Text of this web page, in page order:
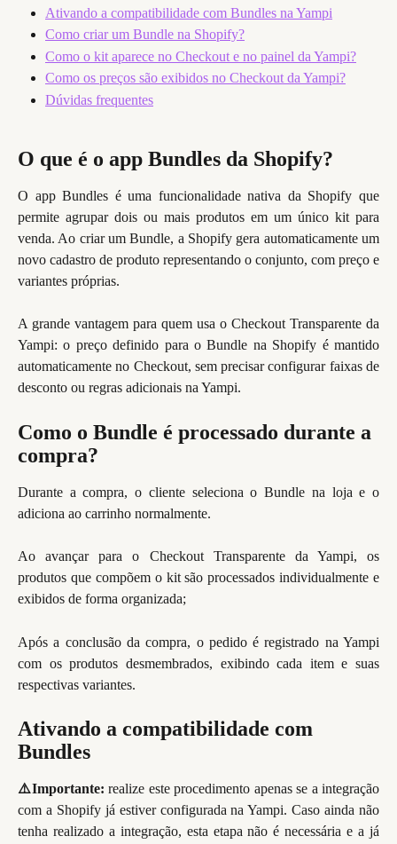
Ativando a compatibilidade com Bundles na Yampi
Como criar um Bundle na Shopify?
Como o kit aparece no Checkout e no painel da Yampi?
Como os preços são exibidos no Checkout da Yampi?
Dúvidas frequentes
O que é o app Bundles da Shopify?
O app Bundles é uma funcionalidade nativa da Shopify que
permite agrupar dois ou mais produtos em um único kit para
venda. Ao criar um Bundle, a Shopify gera automaticamente um
novo cadastro de produto representando o conjunto, com preço e
variantes próprias.
A grande vantagem para quem usa o Checkout Transparente da
Yampi: o preço definido para o Bundle na Shopify é mantido
automaticamente no Checkout, sem precisar configurar faixas de
desconto ou regras adicionais na Yampi.
Como o Bundle é processado durante a
compra?
Durante a compra, o cliente seleciona o Bundle na loja e o
adiciona ao carrinho normalmente.
Ao avançar para o Checkout Transparente da Yampi, os
produtos que compõem o kit são processados individualmente e
exibidos de forma organizada;
Após a conclusão da compra, o pedido é registrado na Yampi
com os produtos desmembrados, exibindo cada item e suas
respectivas variantes.
Ativando a compatibilidade com
Bundles
⚠️Importante: realize este procedimento apenas se a integração
com a Shopify já estiver configurada na Yampi. Caso ainda não
tenha realizado a integração, esta etapa não é necessária e a já